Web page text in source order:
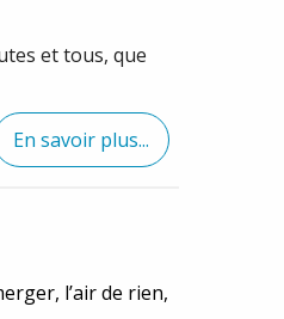
et tous, que
En savoir plus...
l’air de rien,